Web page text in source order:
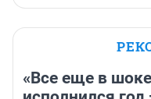
«Все еще в